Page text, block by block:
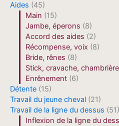
Aides (45)
Main (15)
Jambe, éperons (8)
Accord des aides (2)
Récompense, voix (8)
Bride, rênes (8)
Stick, cravache, chambrière
Enrênement (6)
Détente (15)
Travail du jeune cheval (21)
Travail de la ligne du dessus (51)
Inflexion de la ligne du